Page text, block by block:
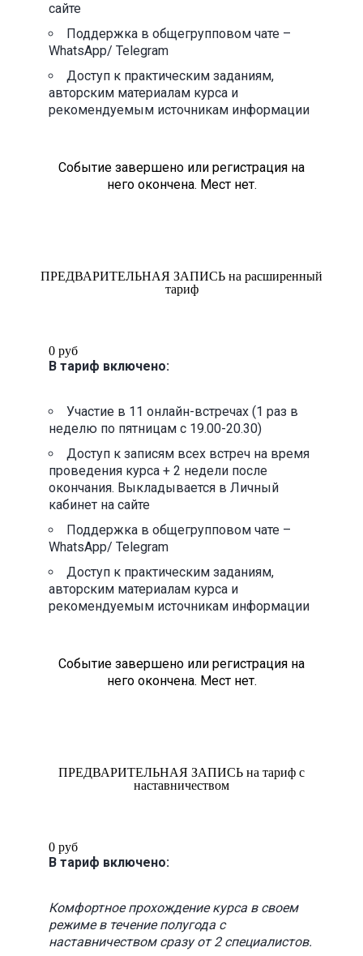
сайте
Поддержка в общегрупповом чате –
WhatsApp/ Telegram
Доступ к практическим заданиям,
авторским материалам курса и
рекомендуемым источникам информации
Событие завершено или регистрация на
него окончена. Мест нет.
ПРЕДВАРИТЕЛЬНАЯ ЗАПИСЬ на расширенный
тариф
0 руб
В тариф включено:
Участие в 11 онлайн-встречах (1 раз в
неделю по пятницам с 19.00-20.30)
Доступ к записям всех встреч на время
проведения курса + 2 недели после
окончания. Выкладывается в Личный
кабинет на сайте
Поддержка в общегрупповом чате –
WhatsApp/ Telegram
Доступ к практическим заданиям,
авторским материалам курса и
рекомендуемым источникам информации
Событие завершено или регистрация на
него окончена. Мест нет.
ПРЕДВАРИТЕЛЬНАЯ ЗАПИСЬ на тариф с
наставничеством
0 руб
В тариф включено:
Комфортное прохождение курса в своем
режиме в течение полугода с
наставничеством сразу от 2 специалистов.